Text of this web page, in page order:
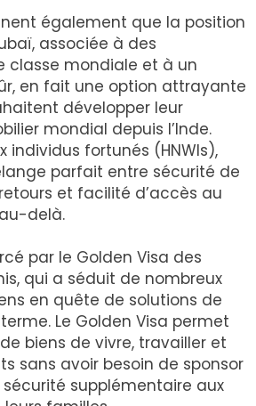
également que la position
associée à des
classe mondiale et à un
en fait une option attrayante
développer leur
mondial depuis l’Inde.
individus fortunés (HNWIs),
parfait entre sécurité de
et facilité d’accès au
delà.
par le Golden Visa des
qui a séduit de nombreux
en quête de solutions de
Le Golden Visa permet
biens de vivre, travailler et
sans avoir besoin de sponsor
supplémentaire aux